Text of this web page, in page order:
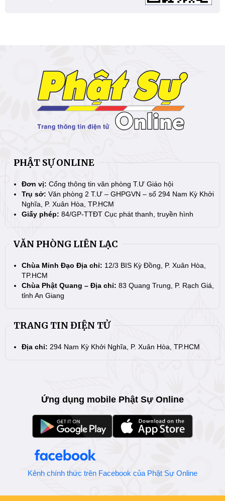
PHẬT SỰ ONLINE
Đơn vị: Cổng thông tin văn phòng T.Ư Giáo hội
Trụ sở: Văn phòng 2 T.Ư – GHPGVN – số 294 Nam Kỳ Khởi
Nghĩa, P. Xuân Hòa, TP.HCM
Giấy phép: 84/GP-TTĐT Cục phát thanh, truyền hình
VĂN PHÒNG LIÊN LẠC
Chùa Minh Đạo Địa chỉ: 12/3 BIS Kỳ Đồng, P. Xuân Hòa,
TP.HCM
Chùa Phật Quang – Địa chỉ: 83 Quang Trung, P. Rạch Giá,
tỉnh An Giang
TRANG TIN ĐIỆN TỬ
Địa chỉ: 294 Nam Kỳ Khởi Nghĩa, P. Xuân Hòa, TP.HCM
Ứng dụng mobile Phật Sự Online
Kênh chính thức trên Facebook của Phật Sự Online